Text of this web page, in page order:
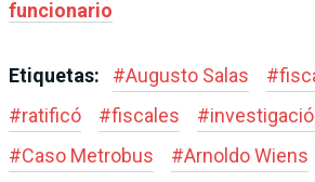
funcionario
Etiquetas: #Augusto Salas #
#ratificó #fiscales #
#Caso Metrobus #Arnoldo Wiens